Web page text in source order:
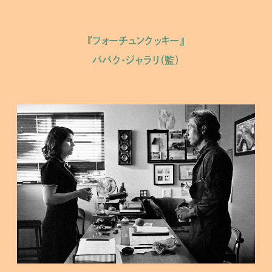
『フォーチュンクッキー』
ババク・ジャラリ（監）